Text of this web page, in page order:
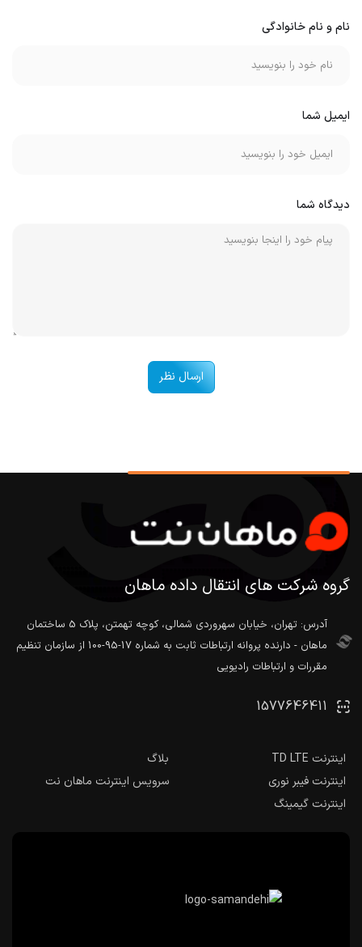
نام و نام خانوادگی
ایمیل شما
دیدگاه شما
ارسال نظر
گروه شرکت های انتقال داده ماهان
آدرس: تهران، خیابان سهروردی شمالی، کوچه تهمتن، پلاک 5 ساختمان
ماهان - دارنده پروانه ارتباطات ثابت به شماره 17-95-100 از سازمان تنظیم
مقررات و ارتباطات رادیویی
1577646411
اینترنت TD LTE
اینترنت فیبر نوری
اینترنت گیمینگ
بلاگ
سرویس اینترنت ماهان نت